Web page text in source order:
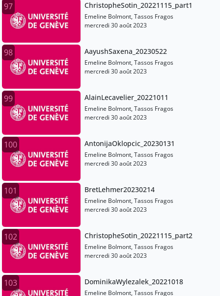
97 ChristopheSotin_20221115_part1
Emeline Bolmont, Tassos Fragos
mercredi 30 août 2023
98 AayushSaxena_20230522
Emeline Bolmont, Tassos Fragos
mercredi 30 août 2023
99 AlainLecavelier_20221011
Emeline Bolmont, Tassos Fragos
mercredi 30 août 2023
100 AntonijaOklopcic_20230131
Emeline Bolmont, Tassos Fragos
mercredi 30 août 2023
101 BretLehmer20230214
Emeline Bolmont, Tassos Fragos
mercredi 30 août 2023
102 ChristopheSotin_20221115_part2
Emeline Bolmont, Tassos Fragos
mercredi 30 août 2023
103 DominikaWylezalek_20221018
Emeline Bolmont, Tassos Fragos